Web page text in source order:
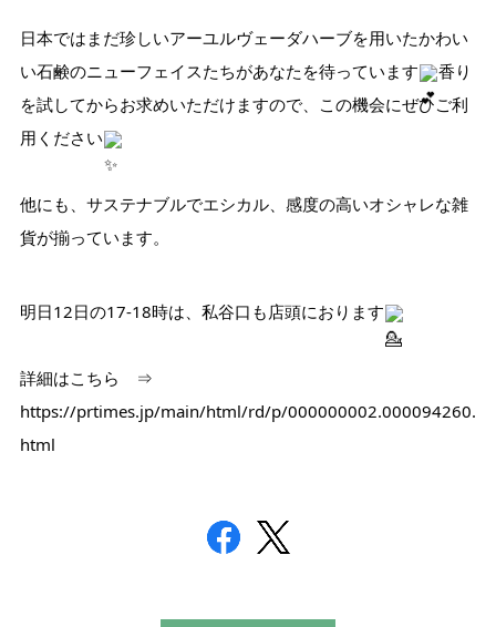
日本ではまだ珍しいアーユルヴェーダハーブを用いたかわい
い石鹸のニューフェイスたちがあなたを待っています
香り
を試してからお求めいただけますので、この機会にぜひご利
用ください
他にも、サステナブルでエシカル、感度の高いオシャレな雑
貨が揃っています。
明日12日の17-18時は、私谷口も店頭におります
詳細はこちら　⇒
https://prtimes.jp/main/html/rd/p/000000002.000094260.
html